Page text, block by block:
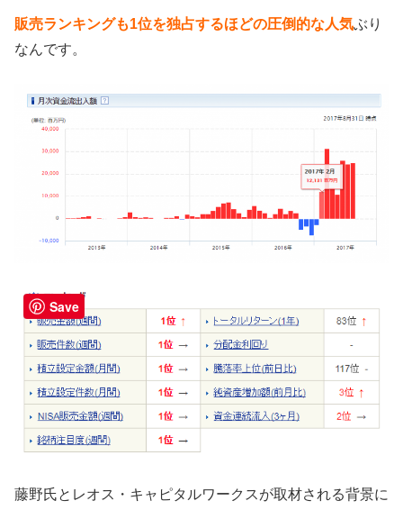
販売ランキングも1位を独占するほどの圧倒的な人気ぶり
なんです。
藤野氏とレオス・キャピタルワークスが取材される背景に
Save